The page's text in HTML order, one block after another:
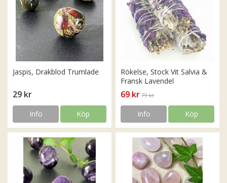
Jaspis, Drakblod Trumlade
29 kr
Info Köp
Rökelse, Stock Vit Salvia &
Fransk Lavendel
69 kr 79 kr
Info Köp